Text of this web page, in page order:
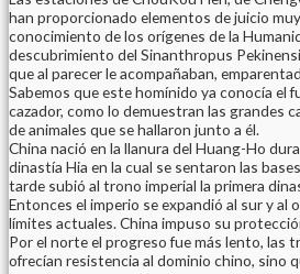
han proporcionado elementos de juicio
conocimiento de los orígenes de la
descubrimiento del Sinanthropus
que al parecer le acompañaban,
Sabemos que este homínido ya conocía el
cazador, como lo demuestran las grandes
de animales que se hallaron junto a él.
China nació en la llanura del Huang-Ho
dinastía Hia en la cual se sentaron las
tarde subió al trono imperial la primera
Entonces el imperio se expandió al sur y al
límites actuales. China impuso su
Por el norte el progreso fue más lento, las
ofrecían resistencia al dominio chino, sino